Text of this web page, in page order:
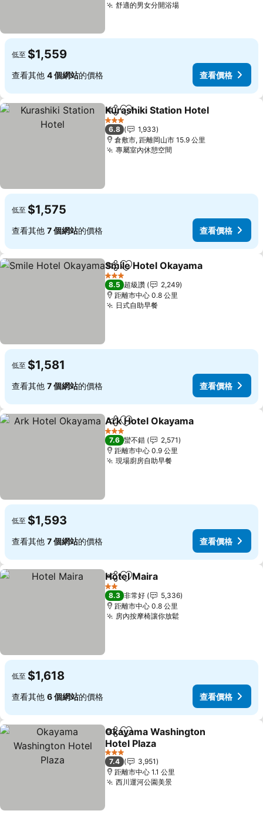
舒適的男女分開浴場查看價格
低至 $1,559
查看其他 4 個網站的價格 查看價格
分享 加入我的最愛
Kurashiki Station Hotel
3 星級
6.8
1,933
倉敷市, 距離岡山市 15.9 公里
專屬室內休憩空間
低至 $1,575
查看其他 7 個網站的價格 查看價格
分享 加入我的最愛
Smile Hotel Okayama
3 星級
8.5 超級讚
2,249
距離市中心 0.8 公里
日式自助早餐查看價格
低至 $1,581
查看其他 7 個網站的價格 查看價格
分享 加入我的最愛
Ark Hotel Okayama
3 星級
7.6 蠻不錯
2,571
距離市中心 0.9 公里
現場廚房自助早餐查看價格
低至 $1,593
查看其他 7 個網站的價格 查看價格
分享 加入我的最愛
Hotel Maira
2 星級
8.3 非常好
5,336
距離市中心 0.8 公里
房內按摩椅讓你放鬆查看價格
低至 $1,618
查看其他 6 個網站的價格 查看價格
分享 加入我的最愛
Okayama Washington
Hotel Plaza
查看價格
3 星級
7.4
3,951
距離市中心 1.1 公里
西川運河公園美景查看價格